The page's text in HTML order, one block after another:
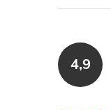
4,9